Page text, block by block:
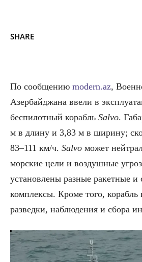
SHARE
По сообщению modern.az,
Азербайджана ввели в
беспилотный корабль Salvo.
м в длину и 3,83 м в ширину;
83–111 км/ч. Salvo может
морские цели и воздушные
установлены разные ракетные
комплексы. Кроме того, корабль
разведки, наблюдения и сбора